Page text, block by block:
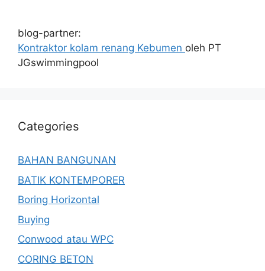
blog-partner:
Kontraktor kolam renang Kebumen oleh PT
JGswimmingpool
Categories
BAHAN BANGUNAN
BATIK KONTEMPORER
Boring Horizontal
Buying
Conwood atau WPC
CORING BETON